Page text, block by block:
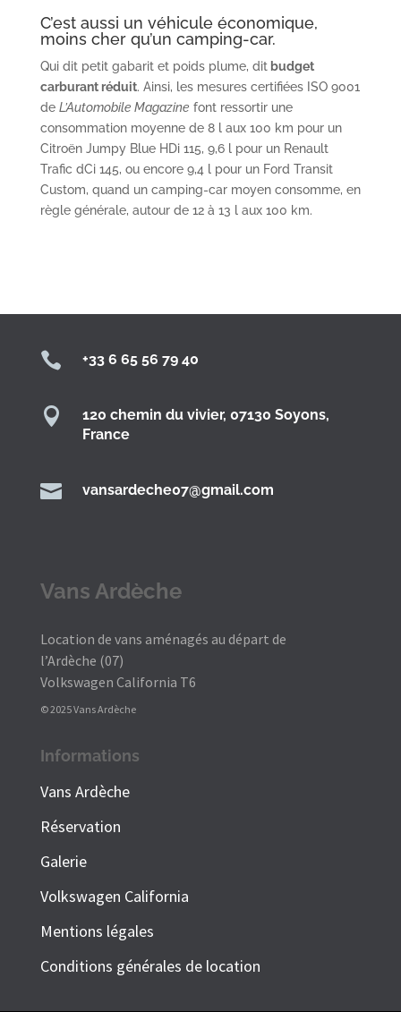
C’est aussi un véhicule économique,
moins cher qu’un camping-car.
Qui dit petit gabarit et poids plume, ditbudget
carburant réduit. Ainsi, les mesures certifiées ISO 9001
de L’Automobile Magazine font ressortir une
consommation moyenne de 8 l aux 100 km pour un
Citroën Jumpy Blue HDi 115, 9,6 l pour un Renault
Trafic dCi 145, ou encore 9,4 l pour un Ford Transit
Custom, quand un camping-car moyen consomme, en
règle générale, autour de 12 à 13 l aux 100 km.
 +33 6 65 56 79 40

120 chemin du vivier, 07130 Soyons,
France
 vansardeche07@gmail.com
Vans Ardèche
Location de vans aménagés au départ de
l’Ardèche (07)
Volkswagen California T6
© 2025 Vans Ardèche
Informations
Vans Ardèche
Réservation
Galerie
Volkswagen California
Mentions légales
Conditions générales de location